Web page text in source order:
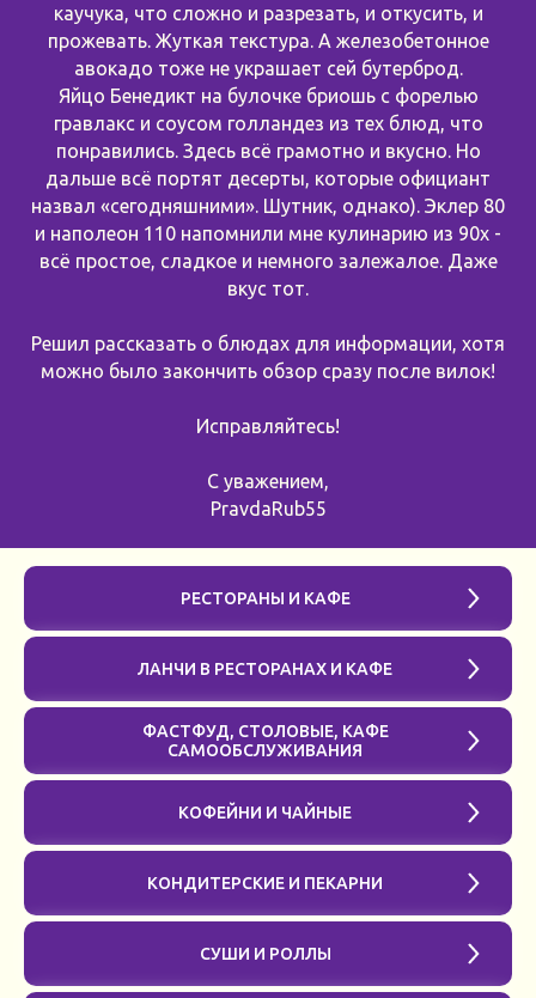
каучука, что сложно и разрезать, и откусить, и
прожевать. Жуткая текстура. А железобетонное
авокадо тоже не украшает сей бутерброд.
Яйцо Бенедикт на булочке бриошь с форелью
гравлакс и соусом голландез из тех блюд, что
понравились. Здесь всё грамотно и вкусно. Но
дальше всё портят десерты, которые официант
назвал «сегодняшними». Шутник, однако). Эклер 80
и наполеон 110 напомнили мне кулинарию из 90х -
всё простое, сладкое и немного залежалое. Даже
вкус тот.
Решил рассказать о блюдах для информации, хотя
можно было закончить обзор сразу после вилок!
Исправляйтесь!
С уважением,
PravdaRub55
РЕСТОРАНЫ И КАФЕ
ЛАНЧИ В РЕСТОРАНАХ И КАФЕ
ФАСТФУД, СТОЛОВЫЕ, КАФЕ
САМООБСЛУЖИВАНИЯ
КОФЕЙНИ И ЧАЙНЫЕ
КОНДИТЕРСКИЕ И ПЕКАРНИ
СУШИ И РОЛЛЫ